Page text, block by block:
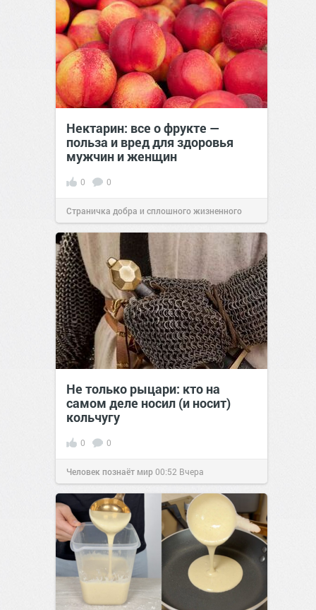
Нектарин: все о фрукте —
польза и вред для здоровья
мужчин и женщин
0 0
Страничка добра и сплошного жизненного
позитива!00:28Вчера
Не только рыцари: кто на
самом деле носил (и носит)
кольчугу
0 0
Человек познаёт мир00:52 Вчера